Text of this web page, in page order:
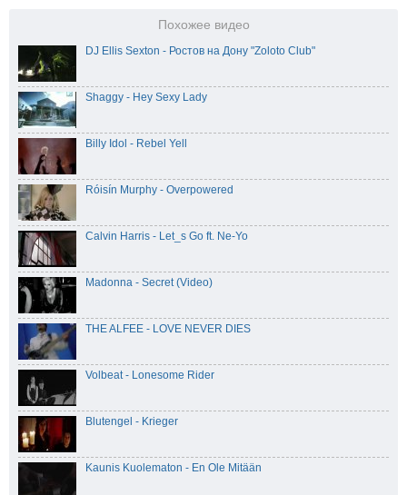
Похожее видео
DJ Ellis Sexton - Ростов на Дону "Zoloto Club"
Shaggy - Hey Sexy Lady
Billy Idol - Rebel Yell
Róisín Murphy - Overpowered
Calvin Harris - Let_s Go ft. Ne-Yo
Madonna - Secret (Video)
THE ALFEE - LOVE NEVER DIES
Volbeat - Lonesome Rider
Blutengel - Krieger
Kaunis Kuolematon - En Ole Mitään